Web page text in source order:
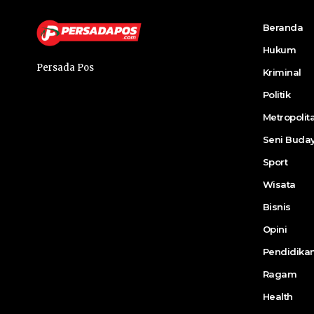
Persada Pos
Beranda
Hukum
Kriminal
Politik
Seni
Sport
Wisata
Bisnis
Opini
Ragam
Health